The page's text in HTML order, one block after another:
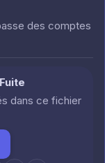
des comptes
dans ce fichier